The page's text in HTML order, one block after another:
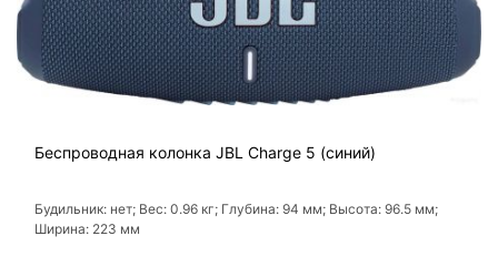
Беспроводная колонка JBL Charge 5 (синий)
Будильник: нет; Вес: 0.96 кг; Глубина: 94 мм; Высота: 96.5 мм;
Ширина: 223 мм